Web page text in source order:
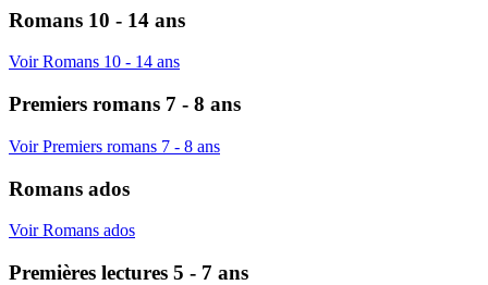
Romans 10 - 14 ans
Voir Romans 10 - 14 ans
Premiers romans 7 - 8 ans
Voir Premiers romans 7 - 8 ans
Romans ados
Voir Romans ados
Premières lectures 5 - 7 ans